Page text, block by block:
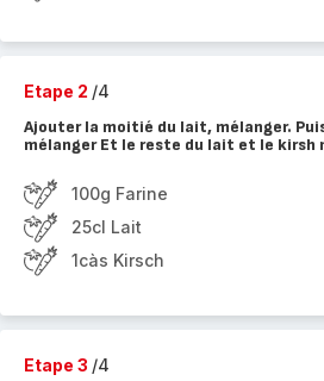
Etape 2 /4
Ajouter la moitié du lait, mélanger.
mélanger Et le reste du lait et le kirsh
100g Farine
25cl Lait
1càs Kirsch
Etape 3 /4